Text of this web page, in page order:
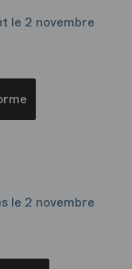
le 2 novembre
le 2 novembre